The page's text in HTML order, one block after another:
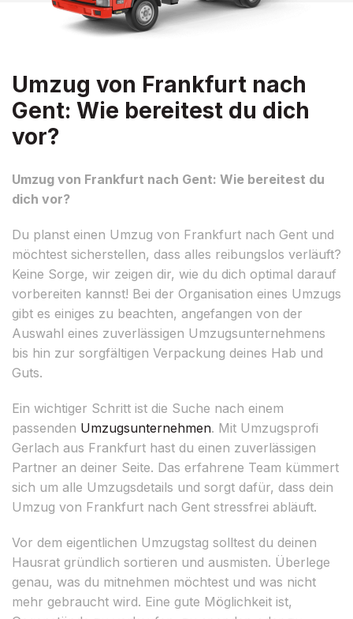
Umzug von Frankfurt nach
Gent: Wie bereitest du dich
vor?
Umzug von Frankfurt nach Gent: Wie bereitest du
dich vor?
Du planst einen Umzug von Frankfurt nach Gent und
möchtest sicherstellen, dass alles reibungslos verläuft?
Keine Sorge, wir zeigen dir, wie du dich optimal darauf
vorbereiten kannst! Bei der Organisation eines Umzugs
gibt es einiges zu beachten, angefangen von der
Auswahl eines zuverlässigen Umzugsunternehmens
bis hin zur sorgfältigen Verpackung deines Hab und
Guts.
Ein wichtiger Schritt ist die Suche nach einem
passenden Umzugsunternehmen. Mit Umzugsprofi
Gerlach aus Frankfurt hast du einen zuverlässigen
Partner an deiner Seite. Das erfahrene Team kümmert
sich um alle Umzugsdetails und sorgt dafür, dass dein
Umzug von Frankfurt nach Gent stressfrei abläuft.
Vor dem eigentlichen Umzugstag solltest du deinen
Hausrat gründlich sortieren und ausmisten. Überlege
genau, was du mitnehmen möchtest und was nicht
mehr gebraucht wird. Eine gute Möglichkeit ist,